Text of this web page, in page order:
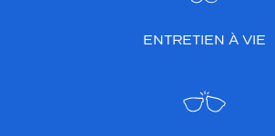
ENTRETIEN À VIE